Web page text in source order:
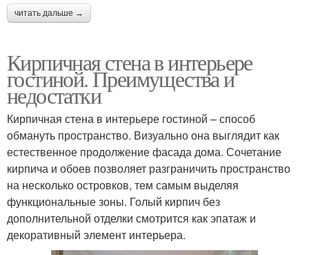
читать дальше →
Кирпичная стена в интерьере
гостиной. Преимущества и
недостатки
Кирпичная стена в интерьере гостиной – способ
обмануть пространство. Визуально она выглядит как
естественное продолжение фасада дома. Сочетание
кирпича и обоев позволяет разграничить пространство
на несколько островков, тем самым выделяя
функциональные зоны. Голый кирпич без
дополнительной отделки смотрится как эпатаж и
декоративный элемент интерьера.